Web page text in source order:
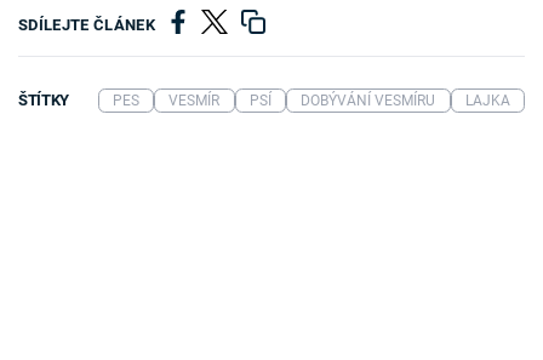
SDÍLEJTE ČLÁNEK
ŠTÍTKY PES VESMÍR PSÍ DOBÝVÁNÍ VESMÍRU LAJKA